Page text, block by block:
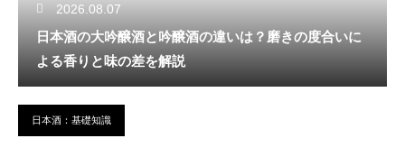
2026.08.07
日本酒の大吟醸酒と吟醸酒の違いは？磨きの度合いに
よる香りと味の差を解説
日本酒：基礎知識